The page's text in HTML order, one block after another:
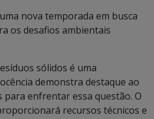
nova temporada em busca
os desafios ambientais
sólidos é uma
demonstra destaque ao
para enfrentar essa questão. O
recursos técnicos e